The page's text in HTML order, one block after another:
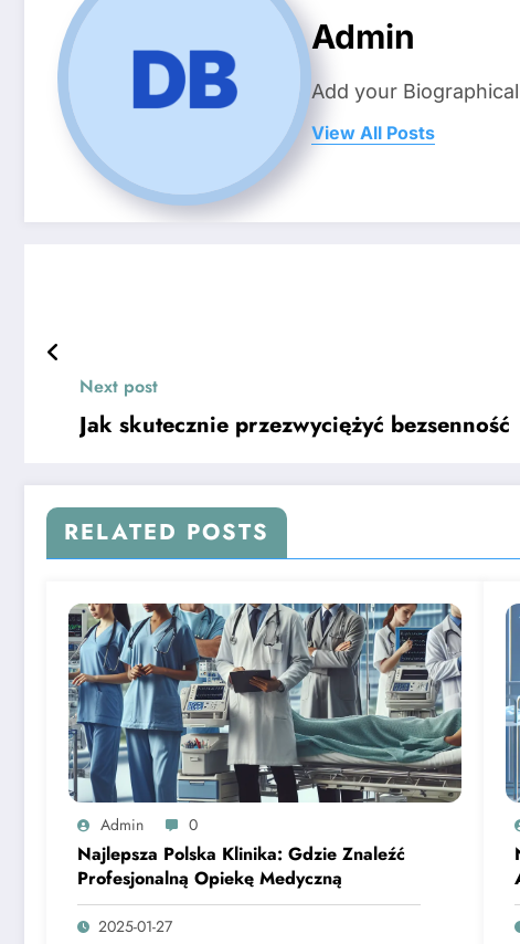
Admin
Add your
View All Posts
Next post
Jak skutecznie przezwyciężyć bezsenność
RELATED POSTS
Admin 0
Najlepsza Polska Klinika: Gdzie Znaleźć
Profesjonalną Opiekę Medyczną
2025-01-27